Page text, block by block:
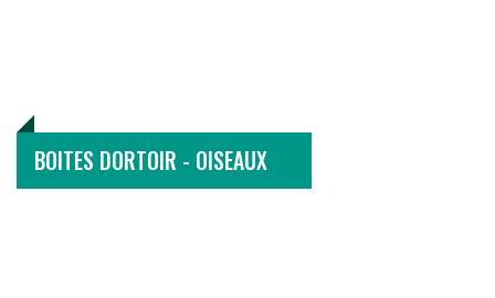
BOITES DORTOIR - OISEAUX